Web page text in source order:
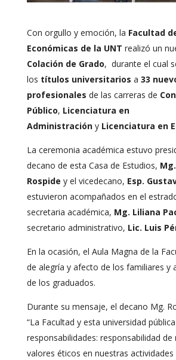
Con orgullo y emoción, la Facultad
Económicas de la UNT realizó un
Colación de Grado, durante el cual
los títulos universitarios a 33
profesionales de las carreras de
Público, Licenciatura en
Administracióny Licenciatura en
La ceremonia académica estuvo
decano de esta Casa de Estudios,
Rospide y el vicedecano, Esp.
estuvieron acompañados en el
secretaria académica, Mg. Liliana
secretario administrativo, Lic. Luis
En la ocasión, el Aula Magna de la
de alegría y afecto de los familiares y
de los graduados.
Durante su mensaje, el decano Mg.
“La Facultad y esta universidad
responsabilidades: responsabilidad
valores éticos en nuestras actividades